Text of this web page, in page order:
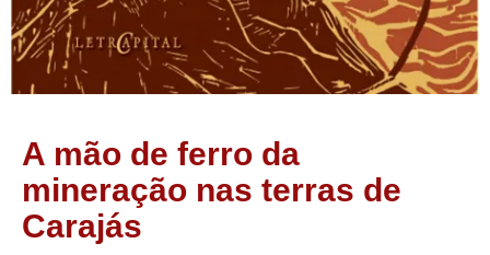
A mão de ferro da
mineração nas terras de
Carajás